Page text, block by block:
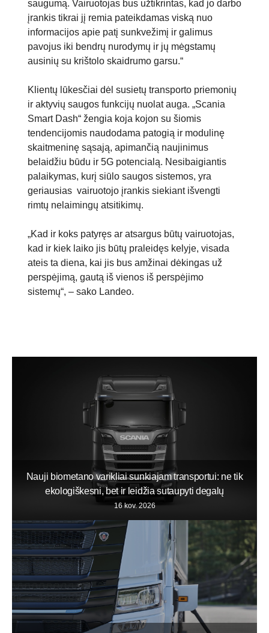
saugumą. Vairuotojas bus užtikrintas, kad jo darbo
įrankis tikrai jį remia pateikdamas viską nuo
informacijos apie patį sunkvežimį ir galimus
pavojus iki bendrų nurodymų ir jų mėgstamų
ausinių su krištolo skaidrumo garsu.“
Klientų lūkesčiai dėl susietų transporto priemonių
ir aktyvių saugos funkcijų nuolat auga. „Scania
Smart Dash“ žengia koja kojon su šiomis
tendencijomis naudodama patogią ir modulinę
skaitmeninę sąsają, apimančią naujinimus
belaidžiu būdu ir 5G potencialą. Nesibaigiantis
palaikymas, kurį siūlo saugos sistemos, yra
geriausias vairuotojo įrankis siekiant išvengti
rimtų nelaimingų atsitikimų.
„Kad ir koks patyręs ar atsargus būtų vairuotojas,
kad ir kiek laiko jis būtų praleidęs kelyje, visada
ateis ta diena, kai jis bus amžinai dėkingas už
perspėjimą, gautą iš vienos iš perspėjimo
sistemų“, – sako Landeo.
„Scania Smart Dash“ skaitmeninė vairuotojo
„Smart Dash“ yra vartai į „Scania“ skaitmeninę
ekosistemą, pagerinančią techninę priežiūrą,
padedančią vairuotojams išlikti saugiems ir pailginti
naudingą laiką
Nauji biometano varikliai sunkiajam transportui: ne tik
ekologiškesni, bet ir leidžia sutaupyti degalų
16 kov. 2026